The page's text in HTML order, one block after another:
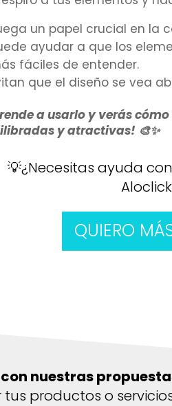
un papel crucial en la
ayudar a que los
fáciles de entender.
que el diseño se vea
a usarlo y verás
y atractivas! 🎨✨
💡¿Necesitas ayuda
QUIERO
con nuestras
productos o